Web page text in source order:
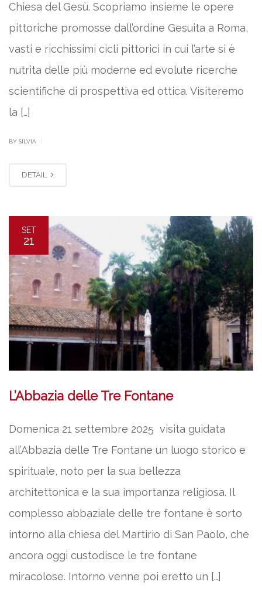
Chiesa del Gesù. Scopriamo insieme le opere
pittoriche promosse dall’ordine Gesuita a Roma,
vasti e ricchissimi cicli pittorici in cui l’arte si è
nutrita delle più moderne ed evolute ricerche
scientifiche di prospettiva ed ottica. Visiteremo
la […]
BY SILVIA
DETAIL
SET
21
L’Abbazia delle Tre Fontane
Domenica 21 settembre 2025 visita guidata
all’Abbazia delle Tre Fontane un luogo storico e
spirituale, noto per la sua bellezza
architettonica e la sua importanza religiosa. Il
complesso abbaziale delle tre fontane è sorto
intorno alla chiesa del Martirio di San Paolo, che
ancora oggi custodisce le tre fontane
miracolose. Intorno venne poi eretto un […]